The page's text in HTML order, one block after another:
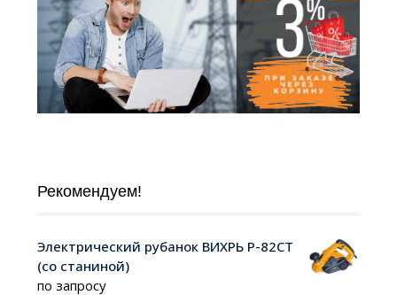
Рекомендуем!
Электрический рубанок ВИХРЬ Р-82СТ
(со станиной)
по запросу